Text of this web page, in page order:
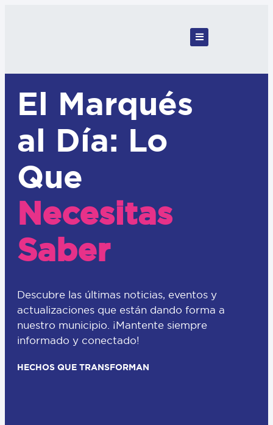
El Marqués
al Día: Lo
Que
Necesitas
Saber
Descubre las últimas noticias, eventos y
actualizaciones que están dando forma a
nuestro municipio. ¡Mantente siempre
informado y conectado!
HECHOS QUE TRANSFORMAN